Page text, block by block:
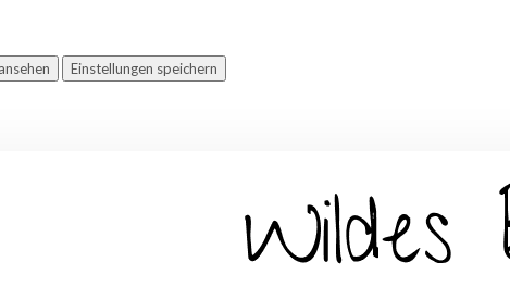
Einstellungen speichern